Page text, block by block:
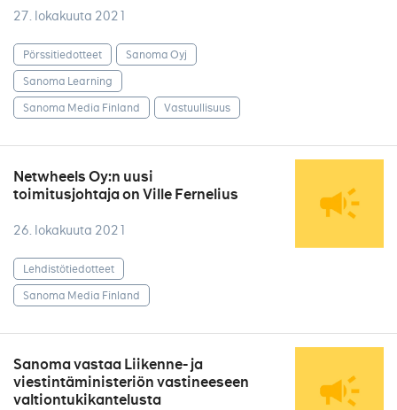
27. lokakuuta 2021
Pörssitiedotteet
Sanoma Oyj
Sanoma Learning
Sanoma Media Finland
Vastuullisuus
Netwheels Oy:n uusi
toimitusjohtaja on Ville Fernelius
26. lokakuuta 2021
Lehdistötiedotteet
Sanoma Media Finland
Sanoma vastaa Liikenne- ja
viestintäministeriön vastineeseen
valtiontukikantelusta